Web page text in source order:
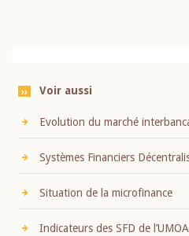
Voir aussi
Evolution du marché
Systèmes Financiers
Situation de la microfinance
Indicateurs des SFD de l’UMOA